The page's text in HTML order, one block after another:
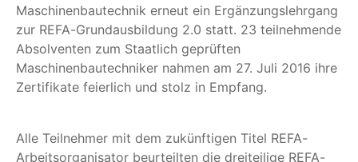
Maschinenbautechnik erneut ein Ergänzungslehrgang
zur REFA-Grundausbildung 2.0 statt. 23 teilnehmende
Absolventen zum Staatlich geprüften
Maschinenbautechniker nahmen am 27. Juli 2016 ihre
Zertifikate feierlich und stolz in Empfang.
Alle Teilnehmer mit dem zukünftigen Titel REFA-
Arbeitsorganisator beurteilten die dreiteilige REFA-